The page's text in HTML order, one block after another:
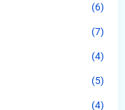
(6)
(7)
(4)
(5)
(4)